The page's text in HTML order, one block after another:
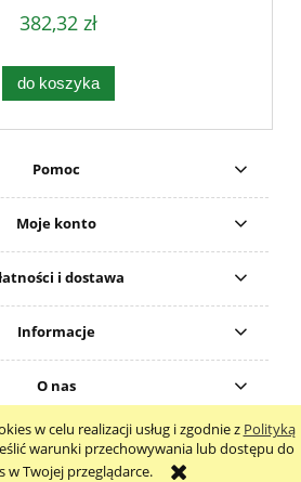
w celu realizacji usług i zgodnie z Polityką
warunki przechowywania lub dostępu do
w Twojej przeglądarce.
382,32 zł
do koszyka
Pomoc
Moje konto
i dostawa
Informacje
O nas
pełną wersję strony